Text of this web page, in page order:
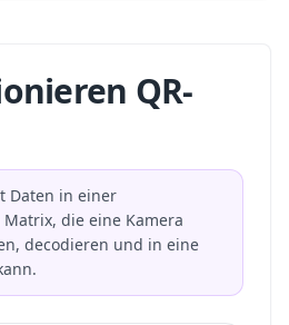
QR-
Daten in einer
die eine Kamera
decodieren und in eine